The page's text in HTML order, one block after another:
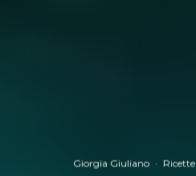
Giorgia Giuliano · Ricette